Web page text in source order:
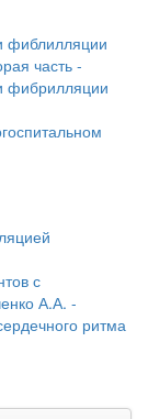
фиблилляции
часть -
фибрилляции
с
А.А. -
ритма